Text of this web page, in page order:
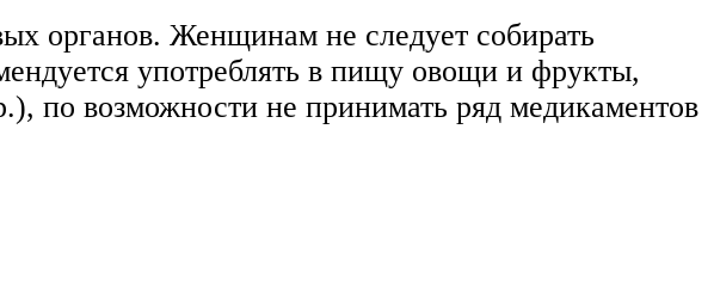
органов. Женщинам не следует собирать
употреблять в пищу овощи и фрукты,
по возможности не принимать ряд медикаментов